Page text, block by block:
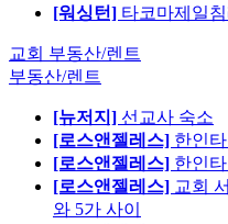
[워싱턴] 타코마제일
교회 부동산/렌트
부동산/렌트
[뉴저지] 선교사 숙소
[로스앤젤레스] 한인
[로스앤젤레스] 한인
[로스앤젤레스] 교회
와 5가 사이